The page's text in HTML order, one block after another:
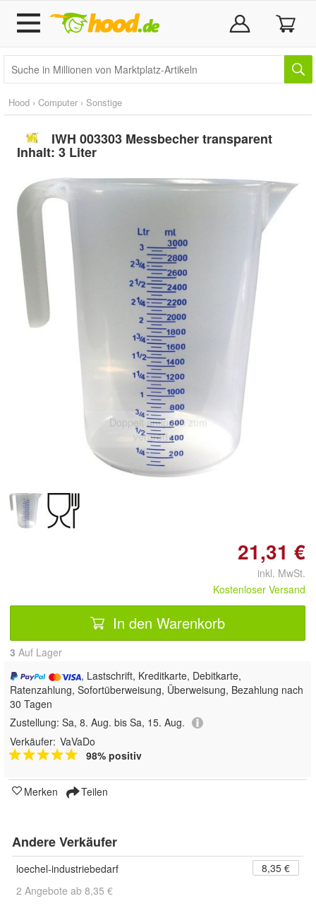
Hood › Computer › Sonstige
IWH 003303 Messbecher transparent
Inhalt: 3 Liter
Doppelt antippen zum
vergrößern
21,31 €
inkl. MwSt.
Kostenloser Versand
In den Warenkorb
3 Auf Lager
, Lastschrift, Kreditkarte, Debitkarte,
Ratenzahlung, Sofortüberweisung, Überweisung, Bezahlung nach
30 Tagen
Zustellung: Sa, 8. Aug. bis Sa, 15. Aug.
Verkäufer: VaVaDo
98% positiv
Merken Teilen
Andere Verkäufer
loechel-industriebedarf
8,35 €
2 Angebote ab 8,35 €